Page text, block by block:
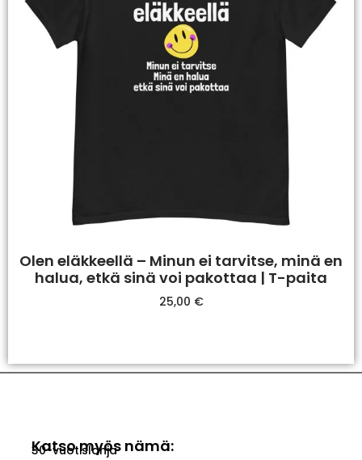
Olen eläkkeellä – Minun ei tarvitse, minä en
halua, etkä sinä voi pakottaa | T-paita
25,00 €
Katso myös nämä:
30-vuotislahja